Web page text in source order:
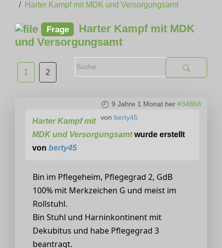
Harter Kampf mit MDK und Versorgungsamt
Frage
Harter Kampf mit MDK
und Versorgungsamt
1 2
9 Jahre 1 Monat her #34868
von berty45
Harter Kampf mit
MDK und Versorgungsamtwurde erstellt
von berty45
Bin im Pflegeheim, Pflegegrad 2, GdB
100% mit Merkzeichen G und meist im
Rollstuhl.
Bin Stuhl und Harninkontinent mit
Dekubitus und habe Pflegegrad 3
beantragt.